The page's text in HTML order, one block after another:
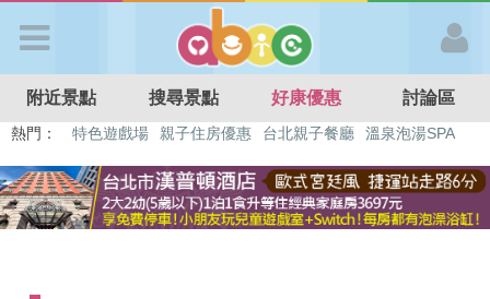
APP登入
首 頁
附近景點 搜尋景點 好康優惠 討論區
熱門： 溜滑梯民宿 觀光工廠 DIY摘果
日本親子景點